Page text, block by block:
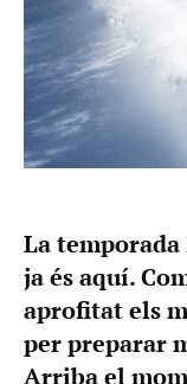
La temporada
ja és aquí.
aprofitat els
per preparar
Arriba el